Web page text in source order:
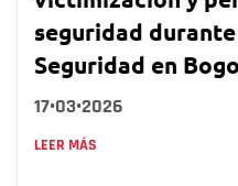
seguridad
Seguridad en
17•03•2026
LEER MÁS